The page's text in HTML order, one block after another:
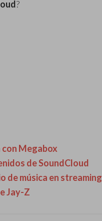
?
Megabox
de SoundCloud
de música en streaming
Jay-Z